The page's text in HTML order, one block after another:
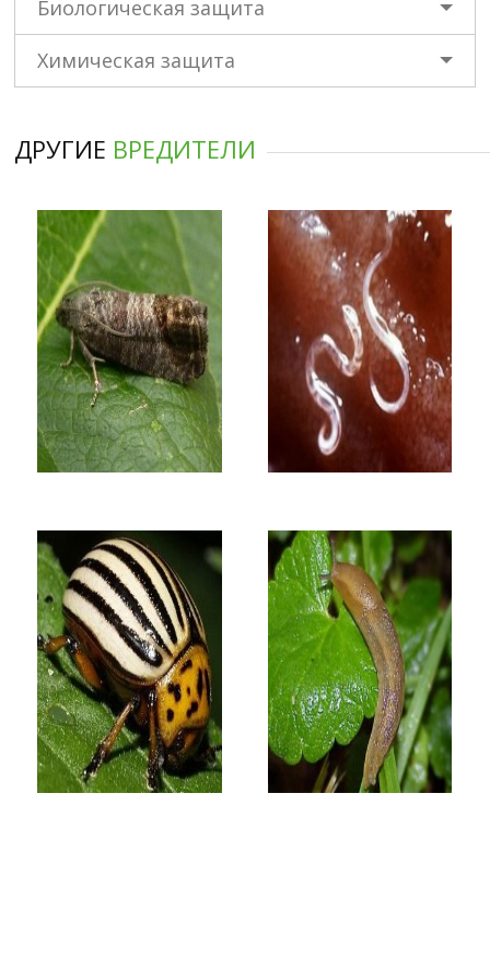
Биологическая защита
Химическая защита
ДРУГИЕ ВРЕДИТЕЛИ